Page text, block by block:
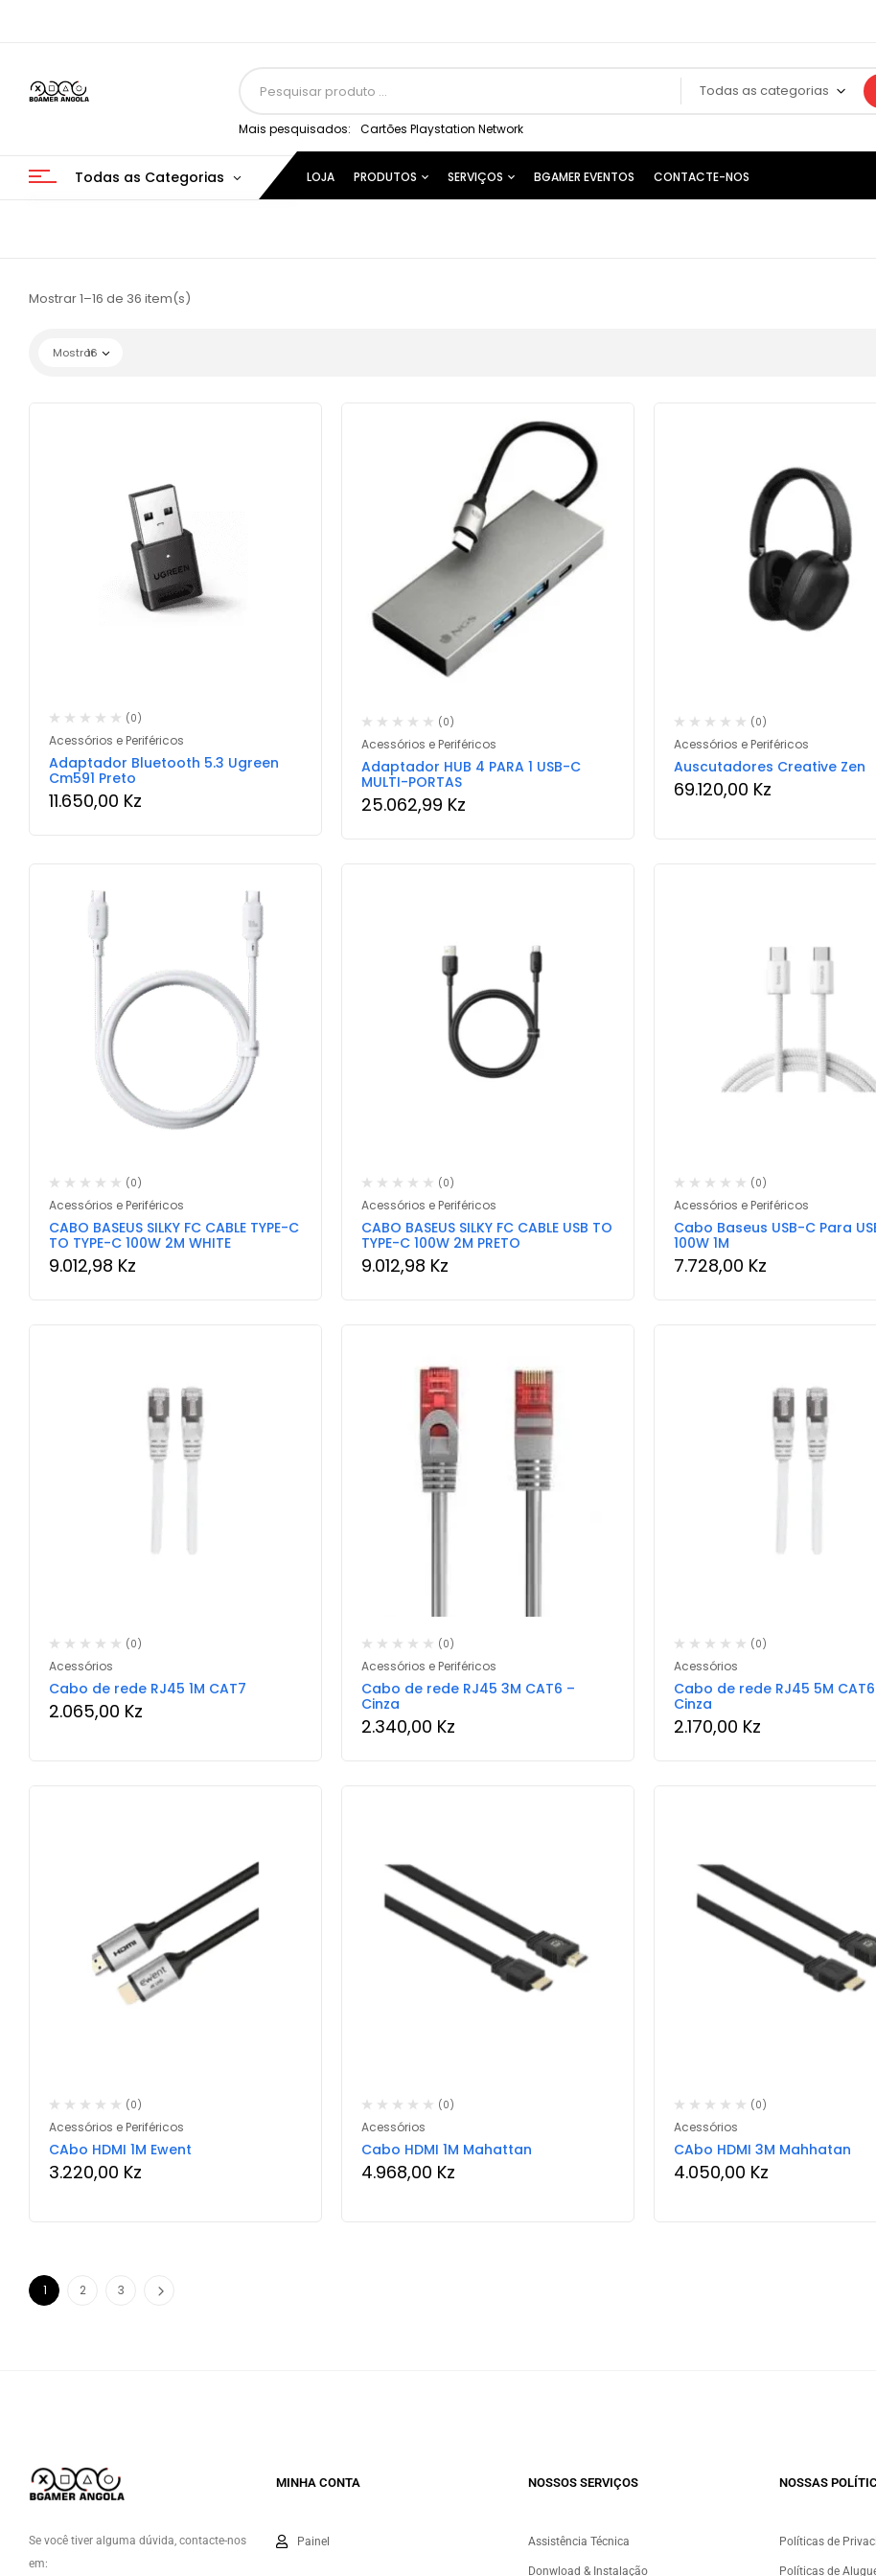
Todas as categorias
Mais pesquisados: Cartões Playstation Network
Todas as Categorias LOJA PRODUTOS SERVIÇOS BGAMER EVENTOS CONTACTE-NOS
Mostrar 1–16 de 36 item(s)
Mostrar
16
(0)
Acessórios e Periféricos
Adaptador Bluetooth 5.3 Ugreen
Cm591 Preto
11.650,00 Kz
(0)
Acessórios e Periféricos
Adaptador HUB 4 PARA 1 USB-C
MULTI-PORTAS
25.062,99 Kz
(0)
Acessórios e Periféricos
Auscutadores Creative Zen
69.120,00 Kz
(0)
Acessórios e Periféricos
CABO BASEUS SILKY FC CABLE TYPE-C
TO TYPE-C 100W 2M WHITE
9.012,98 Kz
(0)
Acessórios e Periféricos
CABO BASEUS SILKY FC CABLE USB TO
TYPE-C 100W 2M PRETO
9.012,98 Kz
(0)
Acessórios e Periféricos
Cabo Baseus USB-C Para
100W 1M
7.728,00 Kz
(0)
Acessórios
Cabo de rede RJ45 1M CAT7
2.065,00 Kz
(0)
Acessórios e Periféricos
Cabo de rede RJ45 3M CAT6 –
Cinza
2.340,00 Kz
(0)
Acessórios
Cabo de rede RJ45 5M
Cinza
2.170,00 Kz
(0)
Acessórios e Periféricos
CAbo HDMI 1M Ewent
3.220,00 Kz
(0)
Acessórios
Cabo HDMI 1M Mahattan
4.968,00 Kz
(0)
Acessórios
CAbo HDMI 3M Mahhatan
4.050,00 Kz
1 2 3
Se você tiver alguma dúvida, contacte-nos
em:
MINHA CONTA
Painel
NOSSOS SERVIÇOS​
Assistência Técnica
Donwload & Instalação
NOSSAS
Políticas de
Políticas de